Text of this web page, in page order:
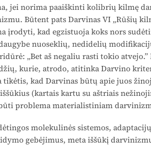
jei norima paaiškinti kolibrių kilmę
Būtent pats Darvinas VI „Rūšių
įrodyti, kad egzistuoja koks nors
nuoseklių, nedidelių
„Bet aš negaliu rasti tokio
kurie, atrodo, atitinka Darvino
tikėtis, kad Darvinas būtų apie juos
(kartais kartu su aštriais
problema materialistiniam
molekulinės sistemos,
gebėjimus, meta iššūkį